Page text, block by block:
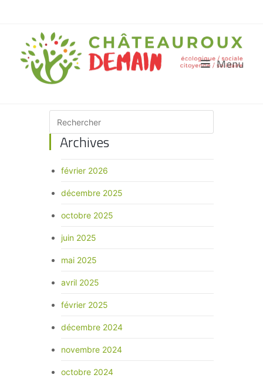
Menu
Archives
février 2026
décembre 2025
octobre 2025
juin 2025
mai 2025
avril 2025
février 2025
décembre 2024
novembre 2024
octobre 2024